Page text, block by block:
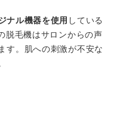
ナル機器を使用 している
脱毛機はサロンからの声
す。肌への刺激が不安な